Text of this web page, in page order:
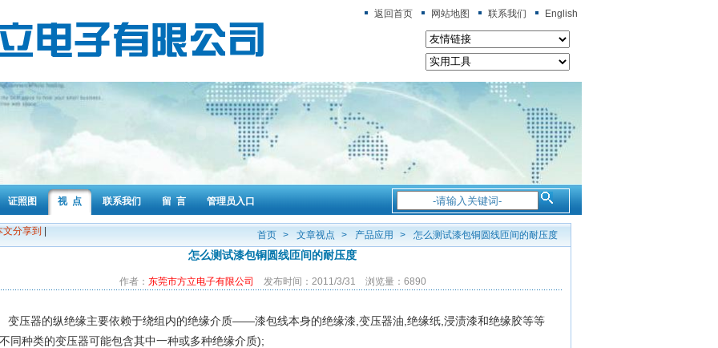
返回首页 网站地图 联系我们 English
证照图 视 点 联系我们 留 言 管理员入口
文分享到 首页 > 文章视点 > 产品应用 > 怎么测试漆包铜圆线匝间的耐压度
怎么测试漆包铜圆线匝间的耐压度
作者： 东莞市方立电子有限公司 发布时间：2011/3/31 浏览量：6890
压器的纵绝缘主要依赖于绕组内的绝缘介质——漆包线本身的绝缘漆,变压器油,绝缘纸,浸渍漆和绝缘胶等等
同种类的变压器可能包含其中一种或多种绝缘介质);